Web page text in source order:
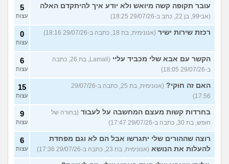
עובר תקופה קשה מיואש ולא יודע איך להיתקדם האלה
(אבי99, בן 22, כתב ב-29/07/26 18:25)
5
עצות
רכזת שירות ישיר (אנונימית, בת 18, כתבה ב-29/07/26 18:16) 0
עצות
הקשר עם אבא שלי מכביד עליי
(Lamali, בת 26, כתבה
ב-29/07/26 18:05)
6
עצות
האם זה חוקי?
(אנונימית, בת 25, כתבה ב-29/07/26
17:56)
15
עצות
בחרדות קשות מעצם המחשבה על לעבוד (בחורה של
חופש, בת 30, כתבה ב-29/07/26 17:47)
9
עצות
רוצה שההורים שלי יתגרשו אבל הם לא וגם מפחדת
להעלות את הנושא (אנונימית, בת 23, כתבה ב-29/07/26 17:36)
6
עצות